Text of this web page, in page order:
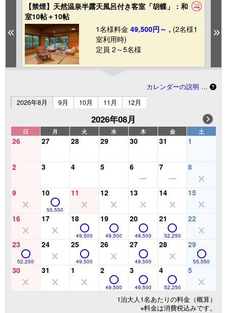
Previous
【禁煙】天然温泉半露天風呂付き客室「胡蝶」：和
室10帖＋10帖
1名様料金 49,500円～ , (2名様1
室利用時)
定員 2～5名様
カレンダーの説明 …
2026年8月
9月 10月 11月 12月
2026年08月
日 月 火 水 木 金 土
26 27 28 29 30 31 1
2 3 4 5 6 7 8
9 10
55,550
11 12 13 14 15
16 17 18
49,500
19
49,500
20
49,500
21
52,250
22
23
52,250
24 25
49,500
26 27
49,500
28 29
55,550
30 31 1 2
49,500
3
49,500
4
52,250
5
1泊大人1名あたりの料金（概算）
※料金は消費税込みです。